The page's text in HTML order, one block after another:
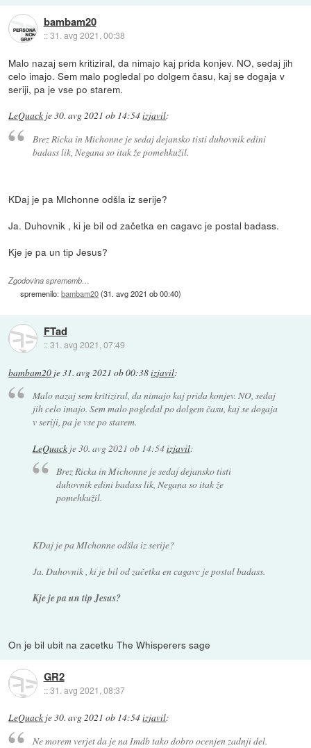
bambam20
::31. avg 2021, 00:38
Malo nazaj sem kritiziral, da nimajo kaj prida konjev. NO, sedaj jih
celo imajo. Sem malo pogledal po dolgem času, kaj se dogaja v
seriji, pa je vse po starem.
LeQuack je30. avg 2021 ob 14:54izjavil:
Brez Ricka in Michonne je sedaj dejansko tisti duhovnik edini
badass lik, Negana so itak že pomehkužil.
KDaj je pa MIchonne odšla iz serije?
Ja. Duhovnik , ki je bil od začetka en cagavc je postal badass.
Kje je pa un tip Jesus?
Zgodovina sprememb…
spremenilo:bambam20(31. avg 2021 ob 00:40)
FTad
::31. avg 2021, 07:49
bambam20 je31. avg 2021 ob 00:38izjavil:
Malo nazaj sem kritiziral, da nimajo kaj prida konjev. NO, sedaj
jih celo imajo. Sem malo pogledal po dolgem času, kaj se dogaja
v seriji, pa je vse po starem.
LeQuackje30. avg 2021 ob 14:54izjavil:
Brez Ricka in Michonne je sedaj dejansko tisti
duhovnik edini badass lik, Negana so itak že
pomehkužil.
KDaj je pa MIchonne odšla iz serije?
Ja. Duhovnik , ki je bil od začetka en cagavc je postal badass.
Kje je pa un tip Jesus?
On je bil ubit na zacetku The Whisperers sage
GR2
::31. avg 2021, 08:37
LeQuack je30. avg 2021 ob 14:54izjavil:
Ne morem verjet da je na Imdb tako dobro ocenjen zadnji del.